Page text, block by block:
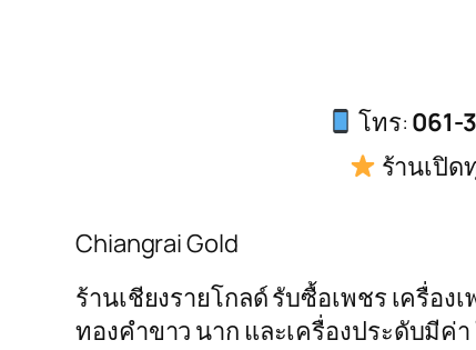
โทร: 061-
ร้านเปิด
Chiangrai Gold
ร้านเชียงรายโกลด์ รับซื้อเพชร เครื่อง
ทองคำขาว นาก และเครื่องประดับมีค่